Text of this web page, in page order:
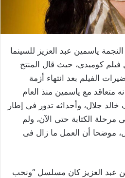
ياسمين عبد العزيز للسينما
كوميدى، حيث قال المنتج
الفيلم بعد انتهاء أزمة
متعاقد مع ياسمين منذ العام
خالد جلال، وأحداثه تدور فى إطار
مرحلة الكتابة حتى الآن، ولم
موضحا أن العمل ما زال فى
عبد العزيز كان مسلسل “ونحب